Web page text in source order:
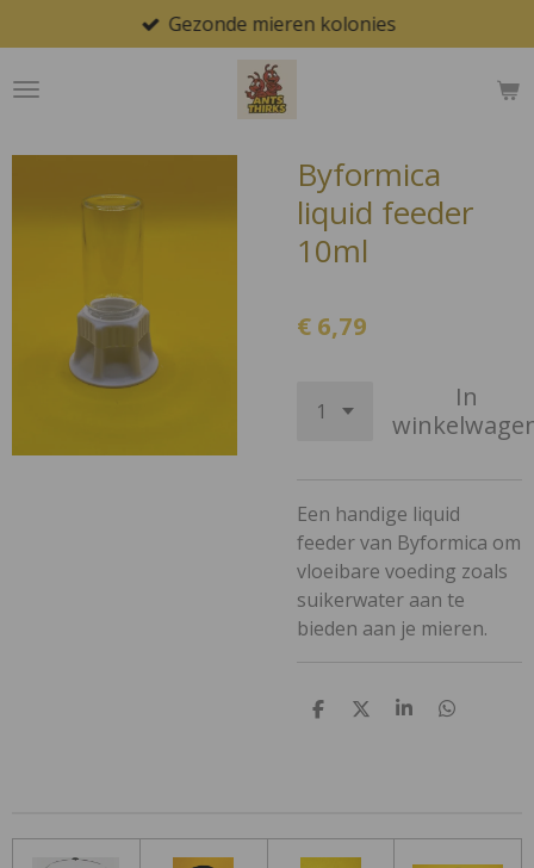
direct
naar
Gezonde mieren kolonies
Byformica
liquid feeder
10ml
€ 6,79
In
Een handige liquid
feeder van Byformica om
vloeibare voeding zoals
suikerwater aan te
bieden aan je mieren.
D
D
S
D